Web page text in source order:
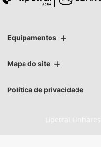
Equipamentos
Mapa do site
Política de privacidade
Lipetral